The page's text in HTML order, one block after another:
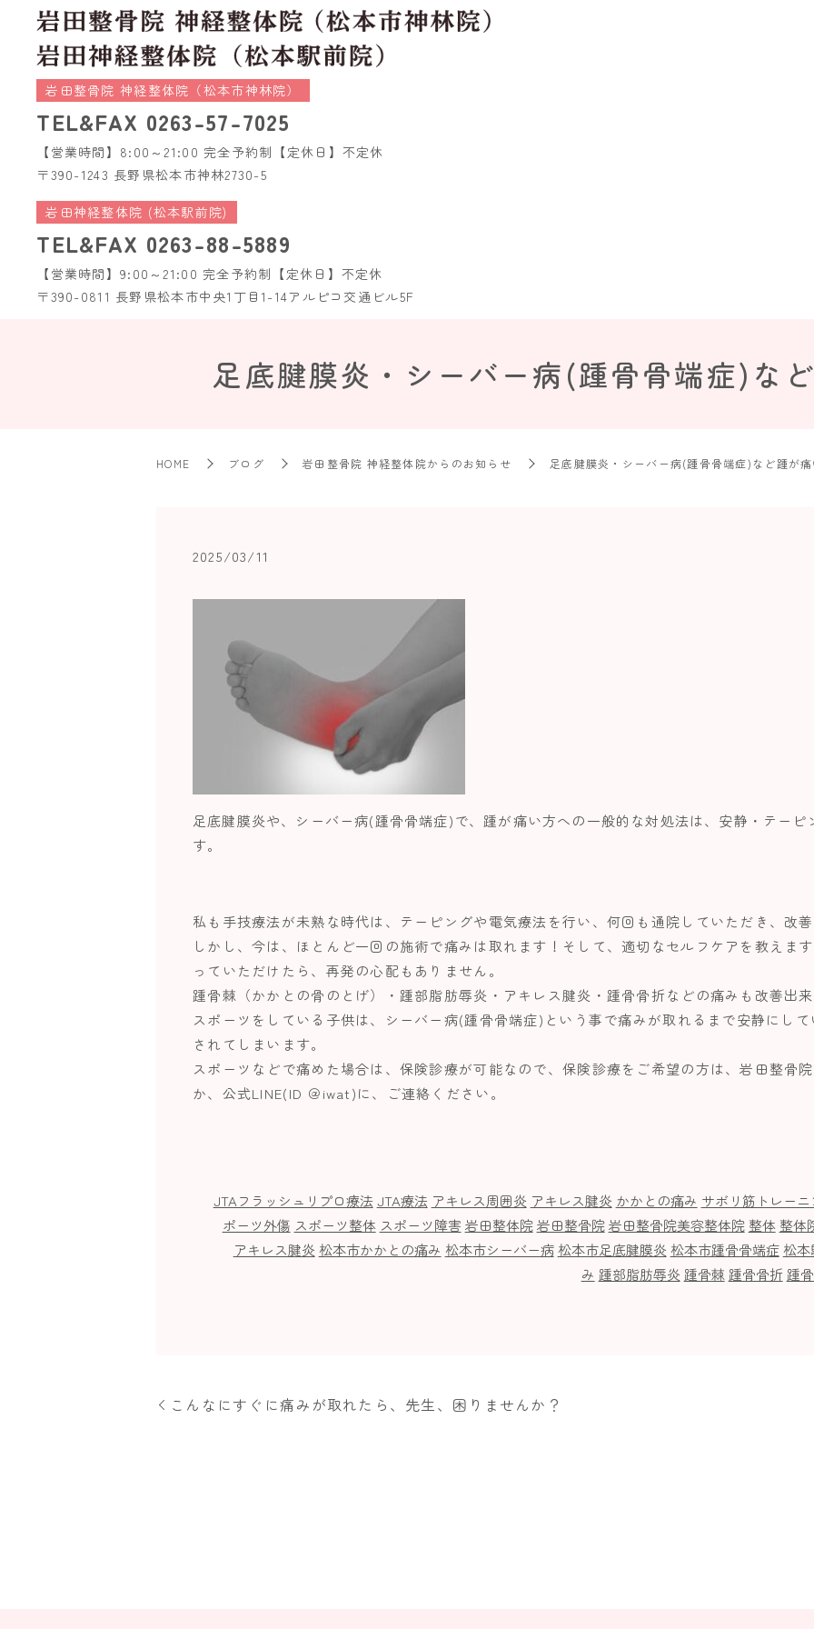
岩田整骨院 神経整体院（松本市神林院）
TEL&FAX 0263-57-7025
【営業時間】8:00～21:00 完全予約制 【定休日】不定休
〒390-1243 長野県松本市神林2730-5
岩田神経整体院 (松本駅前院)
TEL&FAX 0263-88-5889
【営業時間】9:00～21:00 完全予約制 【定休日】不定休
〒390-0811 長野県松本市中央1丁目1-14アルピコ交通ビル5F
足底腱膜炎・シーバー病(踵骨骨端症)な
HOME ブログ 岩田整骨院 神経整体院からのお知らせ 足底腱膜炎・シーバー病(踵骨骨端症)など踵が
2025/03/11
足底腱膜炎や、シーバー病(踵骨骨端症)で、踵が痛い方への一般的な対処法は、安静・テー
す。
私も手技療法が未熟な時代は、テーピングや電気療法を行い、何回も通院していただき、改
しかし、今は、ほとんど一回の施術で痛みは取れます！そして、適切なセルフケアを教えま
っていただけたら、再発の心配もありません。
踵骨棘（かかとの骨のとげ）・踵部脂肪辱炎・アキレス腱炎・踵骨骨折などの痛みも改善出
スポーツをしている子供は、シーバー病(踵骨骨端症)という事で痛みが取れるまで安静にし
されてしまいます。
スポーツなどで痛めた場合は、保険診療が可能なので、保険診療をご希望の方は、岩田整骨
か、公式LINE(ID ＠iwat)に、ご連絡ください。
JTAフラッシュリプロ療法 JTA療法 アキレス周囲炎 アキレス腱炎 かかとの痛み サボリ筋トレーニ
ポーツ外傷 スポーツ整体 スポーツ障害 岩田整体院 岩田整骨院 岩田整骨院美容整体院 整体 整体
アキレス腱炎 松本市かかとの痛み 松本市シーバー病 松本市足底腱膜炎 松本市踵骨骨端症 松本
み 踵部脂肪辱炎 踵骨棘 踵骨骨折 踵
こんなにすぐに痛みが取れたら、先生、困りませんか？